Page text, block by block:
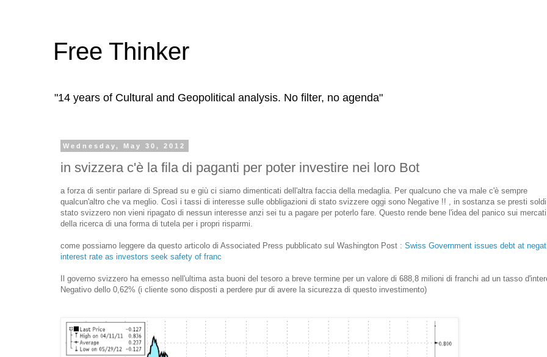
Free Thinker
"14 years of Cultural and Geopolitical analysis. No filter, no agenda"
Wednesday, May 30, 2012
in svizzera c'è la fila di paganti per poter investire nei loro Bot
a forza di sentir parlare di Spread su e giù ci siamo dimenticati dell'altra faccia della medaglia. Per qualcuno che va male c'è sempre
qualcun'altro che va meglio. Così i tassi di interesse sulle obbligazioni di stato svizzere oggi sono Negative !! , in sostanza se presti
stato svizzero non vieni ripagato di nessun interesse anzi sei tu a pagare per poterlo fare. Questo rende bene l'idea del panico sui
della ricerca di una forma di tutela per i propri risparmi.
come possiamo leggere da questo articolo di Associated Press pubblicato sul Washington Post : Swiss Government issues debt at
interest rate as investors seek safety of franc
Il governo svizzero ha emesso nell'ultima asta buoni del tesoro a breve termine per un valore di 688,8 milioni di franchi ad un tasso
Negativo dello 0,62% (i cliente sono disposti a perdere pur di avere la sicurezza di questo investimento)